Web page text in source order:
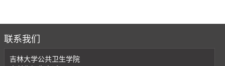
联系我们
吉林大学公共卫生学院